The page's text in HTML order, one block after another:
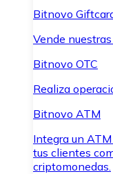
Bitnovo
Vende
Bitnovo OTC
Realiza
Bitnovo ATM
Integra un
tus clientes
criptomonedas.